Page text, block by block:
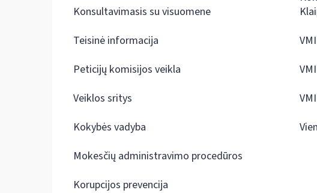
Konsultavimasis su visuomene
Teisinė informacija
Peticijų komisijos veikla
Veiklos sritys
Kokybės vadyba
Mokesčių administravimo procedūros
Korupcijos prevencija